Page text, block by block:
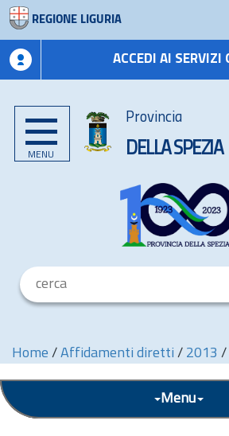
REGIONE LIGURIA
ACCEDI AI SERVIZI
MENU
Provincia
DELLA SPEZIA
Home / Affidamenti diretti / 2013 /
Menu